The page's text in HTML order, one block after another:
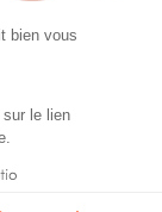
bien vous
le lien